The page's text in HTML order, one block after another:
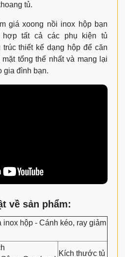
tủ.
giá xoong nồi inox hộp bạn
tất cả các phụ kiện tủ
thiết kế dạng hộp để căn
tổng thể nhất và mang lại
gia đình bạn.
về sản phẩm:
inox hộp - Cánh kéo, ray giảm
Kích thước tủ